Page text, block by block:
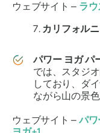
ウェブサイト – ラ
カリフォル
パワー ヨガ パ
では、スタジ
しており、ダ
ながら山の景
ウェブサイト – パワ